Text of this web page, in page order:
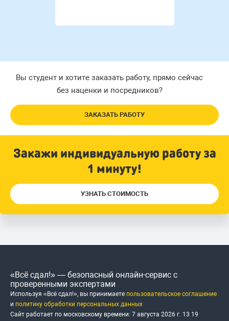
Вы студент и хотите заказать работу, прямо сейчас
без наценки и посредников?
ЗАКАЗАТЬ РАБОТУ
Закажи индивидуальную работу за
1 минуту!
УЗНАТЬ СТОИМОСТЬ
«Всё сдал!» — безопасный онлайн-сервис с
проверенными экспертами
Используя «Всё сдал!», вы принимаете пользовательское соглашение
и политику обработки персональных данных
Сайт работает по московскому времени: 7 августа 2026 г. 13:19